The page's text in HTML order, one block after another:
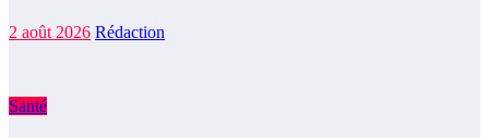
2 août 2026 Rédaction
Santé